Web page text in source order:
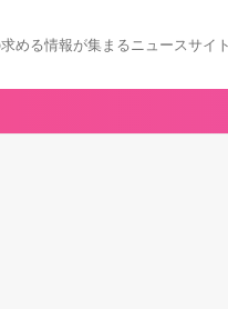
める情報が集まるニュースサイト